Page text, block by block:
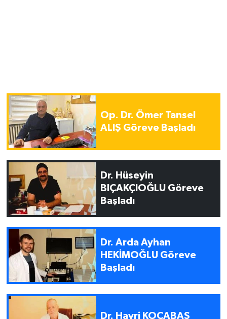
Op. Dr. Ömer Tansel
ALIŞ Göreve Başladı
Dr. Hüseyin
BIÇAKÇIOĞLU Göreve
Başladı
Dr. Arda Ayhan
HEKİMOĞLU Göreve
Başladı
Dr. Hayri KOCABAŞ